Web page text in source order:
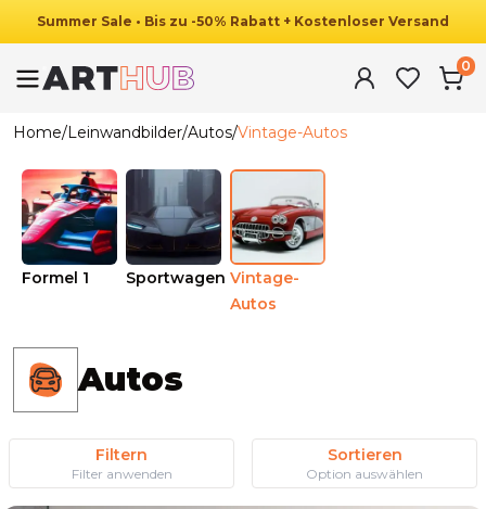
Summer Sale • Bis zu -50% Rabatt + Kostenloser Versand
0
Home/Leinwandbilder/Autos/Vintage-Autos
Formel 1 Sportwagen Vintage-
Autos
Autos
Filtern
Filter anwenden
Sortieren
Option auswählen
39.90 € 34.90 €